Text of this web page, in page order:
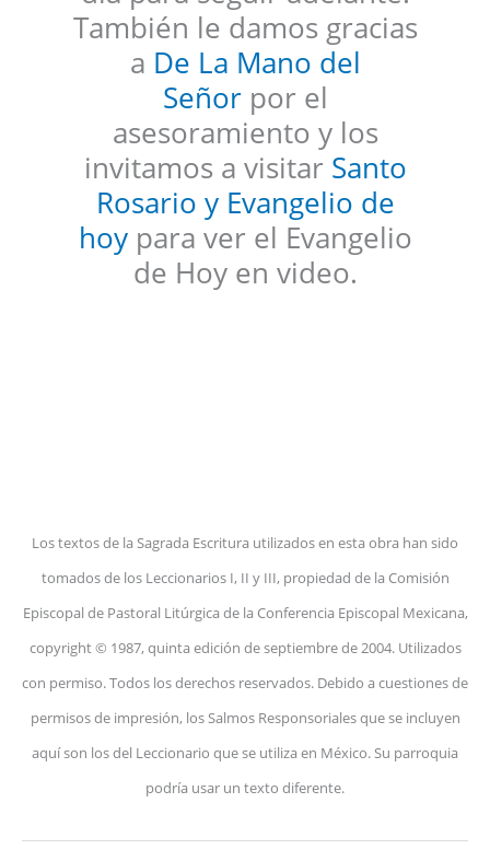
También le damos gracias
a De La Mano del
Señorpor el
asesoramiento y los
invitamos a visitar Santo
Rosario y Evangelio de
hoypara ver el Evangelio
de Hoy en video.
Los textos de la Sagrada Escritura utilizados en esta obra han sido
tomados de los Leccionarios I, II y III, propiedad de la Comisión
Episcopal de Pastoral Litúrgica de la Conferencia Episcopal Mexicana,
copyright © 1987, quinta edición de septiembre de 2004. Utilizados
con permiso. Todos los derechos reservados. Debido a cuestiones de
permisos de impresión, los Salmos Responsoriales que se incluyen
aquí son los del Leccionario que se utiliza en México. Su parroquia
podría usar un texto diferente.